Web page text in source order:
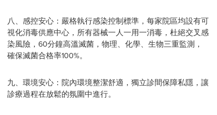
八、感控安心：嚴格執行感染控制標準，每家院區均設有可
視化消毒供應中心，所有器械一人一用一消毒，杜絕交叉感
染風險，60分鐘高溫滅菌，物理、化學、生物三重監測，
確保滅菌合格率100%。
九、環境安心：院內環境整潔舒適，獨立診間保障私隱，讓
診療過程在放鬆的氛圍中進行。